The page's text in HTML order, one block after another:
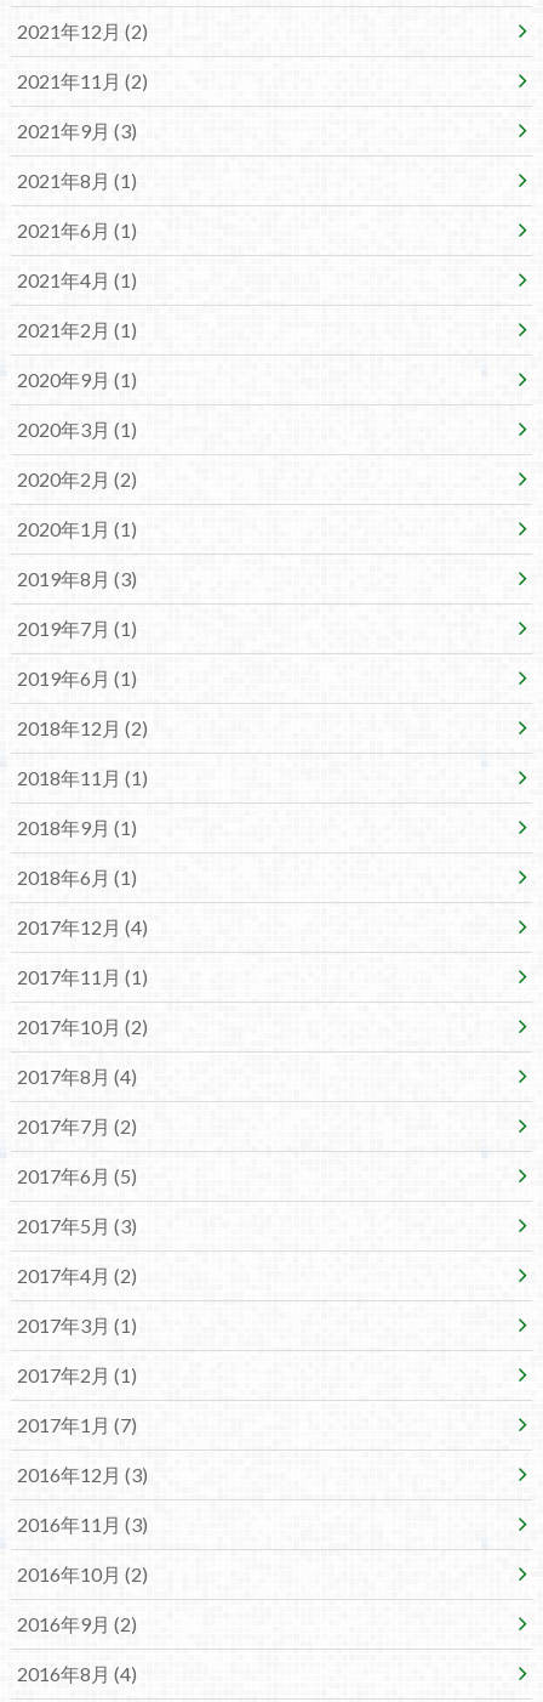
2021年12月 (2)
2021年11月 (2)
2021年9月 (3)
2021年8月 (1)
2021年6月 (1)
2021年4月 (1)
2021年2月 (1)
2020年9月 (1)
2020年3月 (1)
2020年2月 (2)
2020年1月 (1)
2019年8月 (3)
2019年7月 (1)
2019年6月 (1)
2018年12月 (2)
2018年11月 (1)
2018年9月 (1)
2018年6月 (1)
2017年12月 (4)
2017年11月 (1)
2017年10月 (2)
2017年8月 (4)
2017年7月 (2)
2017年6月 (5)
2017年5月 (3)
2017年4月 (2)
2017年3月 (1)
2017年2月 (1)
2017年1月 (7)
2016年12月 (3)
2016年11月 (3)
2016年10月 (2)
2016年9月 (2)
2016年8月 (4)